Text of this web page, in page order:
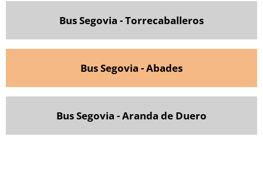
Bus Segovia - Torrecaballeros
Bus Segovia - Abades
Bus Segovia - Aranda de Duero